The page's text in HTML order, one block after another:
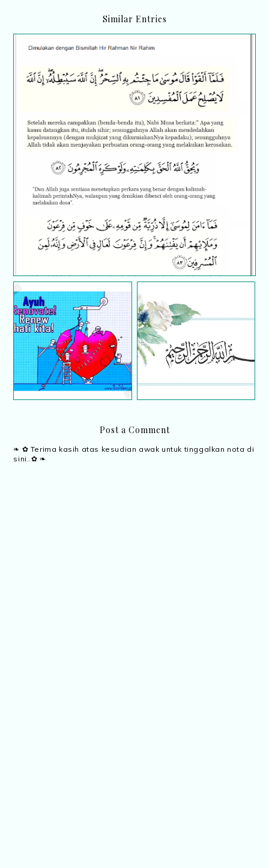
Similar Entries
10 Pembasuh Dosa Dan
Penawar Hati
Kepentingan kalimah
Bismillah dalam
kehidupan kita
Post a Comment
❧ ✿ Terima kasih atas kesudian awak untuk tinggalkan nota di
sini..✿ ❧